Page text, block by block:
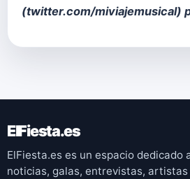
(twitter.com/miviajemusical)
ElFiesta.es
ElFiesta.es es un espacio dedicado
noticias, galas, entrevistas, artistas